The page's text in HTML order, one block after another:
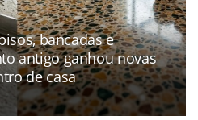
bancadas e
antigo ganhou novas
de casa